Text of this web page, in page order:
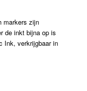
markers zijn
de inkt bijna op is
Ink, verkrijgbaar in